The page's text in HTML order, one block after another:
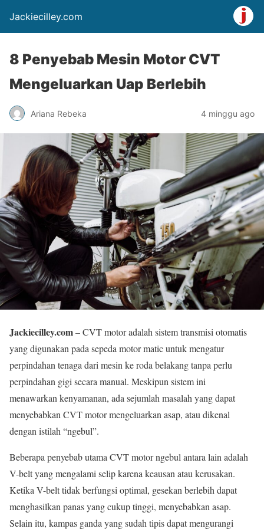
Jackiecilley.com
8 Penyebab Mesin Motor CVT
Mengeluarkan Uap Berlebih
Ariana Rebeka 4 minggu ago
Jackiecilley.com– CVT motor adalah sistem transmisi otomatis
yang digunakan pada sepeda motor matic untuk mengatur
perpindahan tenaga dari mesin ke roda belakang tanpa perlu
perpindahan gigi secara manual. Meskipun sistem ini
menawarkan kenyamanan, ada sejumlah masalah yang dapat
menyebabkan CVT motor mengeluarkan asap, atau dikenal
dengan istilah “ngebul”.
Beberapa penyebab utama CVT motor ngebul antara lain adalah
V-belt yang mengalami selip karena keausan atau kerusakan.
Ketika V-belt tidak berfungsi optimal, gesekan berlebih dapat
menghasilkan panas yang cukup tinggi, menyebabkan asap.
Selain itu, kampas ganda yang sudah tipis dapat mengurangi